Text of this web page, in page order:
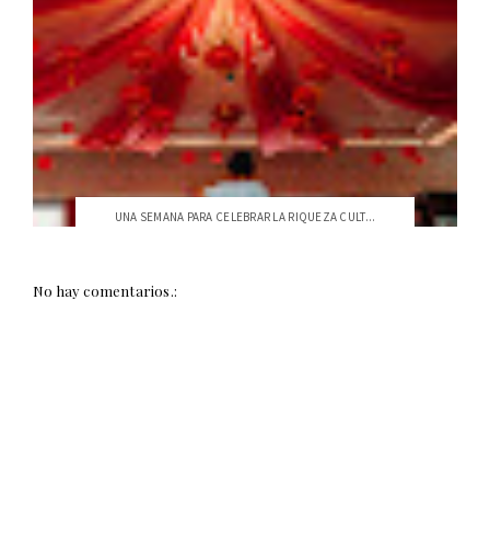
UNA SEMANA PARA CELEBRAR LA RIQUEZA CULT...
No hay comentarios.: